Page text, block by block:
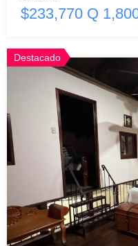
$233,770 Q
Destacado